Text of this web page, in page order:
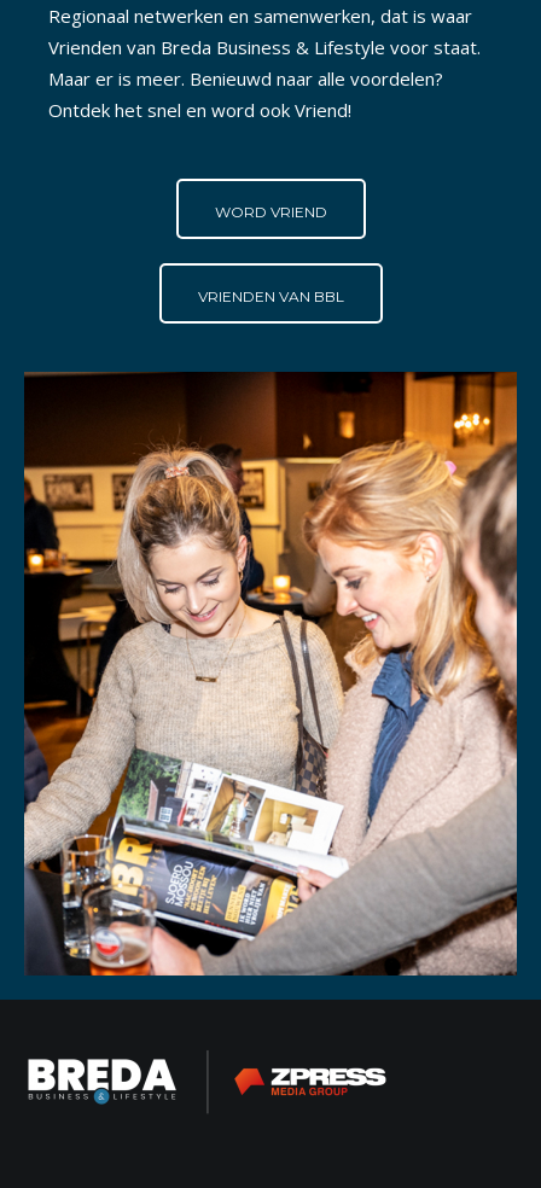
Regionaal netwerken en samenwerken, dat is waar
Vrienden van Breda Business & Lifestyle voor staat.
Maar er is meer. Benieuwd naar alle voordelen?
Ontdek het snel en word ook Vriend!
WORD VRIEND
VRIENDEN VAN BBL